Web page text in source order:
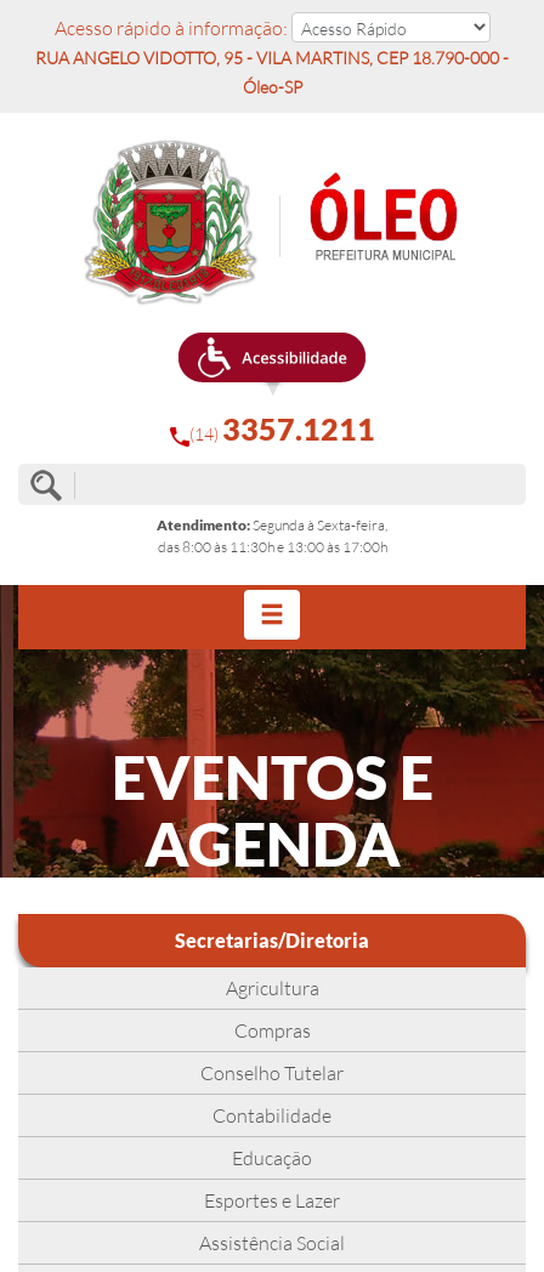
Acesso rápido à informação:
RUA ANGELO VIDOTTO, 95 - VILA MARTINS, CEP 18.790-000 -
Óleo-SP
(14) 3357.1211
Atendimento:Segunda à Sexta-feira,
das 8:00 às 11:30h e 13:00 às 17:00h
EVENTOS E
AGENDA
Secretarias/Diretoria
Agricultura
Compras
Conselho Tutelar
Contabilidade
Educação
Esportes e Lazer
Assistência Social